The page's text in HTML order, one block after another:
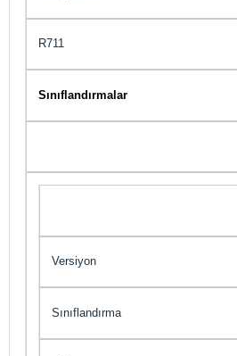
R711
Sınıflandırmalar
Versiyon
Sınıflandırma